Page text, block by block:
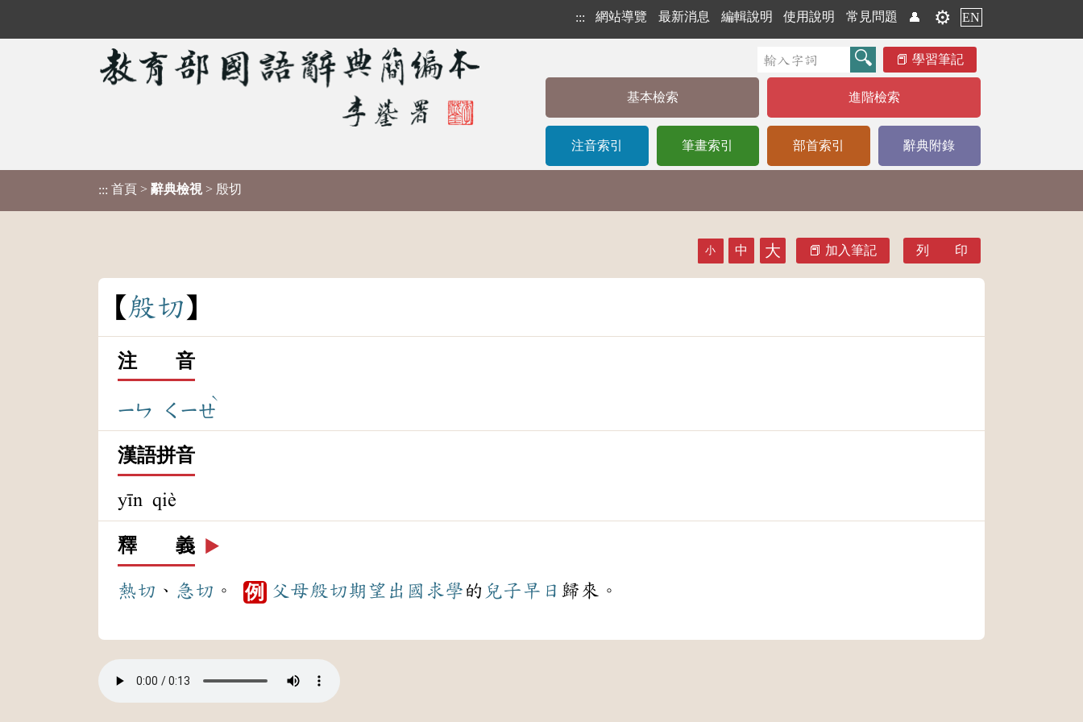
::: 網站導覽 最新消息 編輯說明 使用說明 常見問題 👤 ⚙️ EN
學習筆記
基本檢索 進階檢索
注音索引 筆畫索引 部首索引 辭典附錄
::: 首頁 > 辭典檢視 > 殷切
小 中 大 加入筆記 列 印
殷切
注 音
ㄧㄣ ㄑㄧㄝ
ˋ
漢語拼音
yīn qiè
釋 義 ▶️
熱切 、 急切 。 例 父母殷切期望 出國 求學 的 兒子早日 歸來。